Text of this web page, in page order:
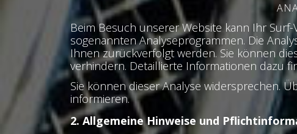
Beim Besuch unserer Website kann Ihr
sogenannten Analyseprogrammen. Die
Ihnen zurückverfolgt werden. Sie können
verhindern. Detaillierte Informationen dazu
Sie können dieser Analyse widersprechen.
informieren.
2. Allgemeine Hinweise und